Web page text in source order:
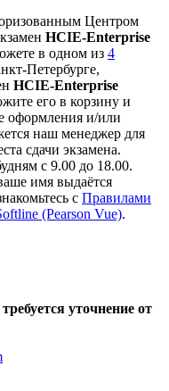
Центром
HCIE-Enterprise
в одном из 4
Петербурге,
HCIE-Enterprise
его в корзину и
оформления и/или
наш менеджер для
сдачи экзамена.
с 9.00 до 18.00.
имя выдаётся
с Правилами
(Pearson Vue).
уточнение от